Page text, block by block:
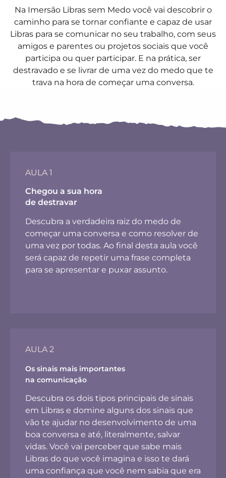
Na Imersão Libras sem Medo você vai descobrir o
caminho para se tornar confiante e capaz de usar
Libras para se comunicar no seu trabalho, com seus
amigos e parentes ou projetos sociais que você
participa ou quer participar. E na prática, ser
destravado e se livrar de uma vez do medo que te
trava na hora de começar uma conversa.
AULA 1
Chegou a sua hora
de destravar
Descubra a verdadeira raiz do medo de
começar uma conversa e como resolver de
uma vez por todas. Ao final desta aula você
será capaz de repetir uma frase completa
para se apresentar e puxar assunto.
AULA 2
Os sinais mais importantes
na comunicação
Descubra os dois tipos principais de sinais
em Libras e domine alguns dos sinais que
vão te ajudar no desenvolvimento de uma
boa conversa e até, literalmente, salvar
vidas. Você vai perceber que sabe mais
Libras do que você imagina e isso te dará
uma confiança que você nem sabia que era